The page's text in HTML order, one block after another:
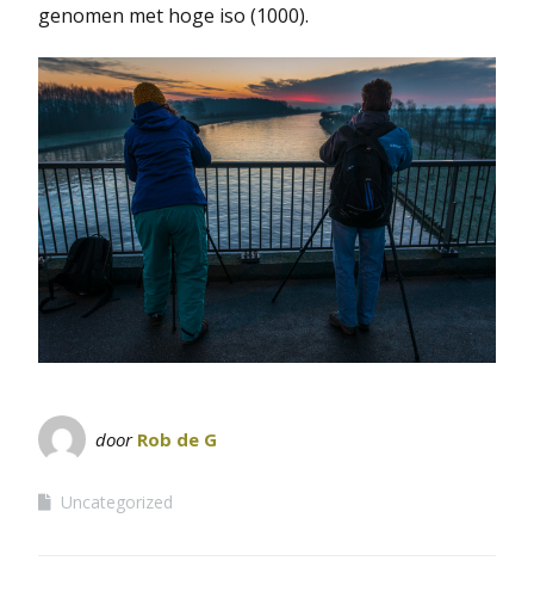
genomen met hoge iso (1000).
door Rob de G
Uncategorized